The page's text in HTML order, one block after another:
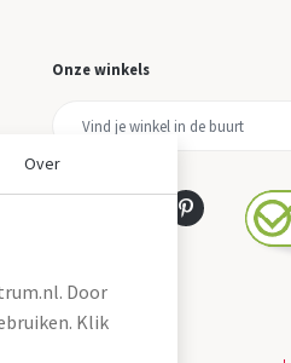
Onze winkels
Over
Door
Klik